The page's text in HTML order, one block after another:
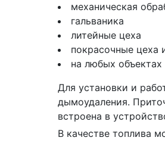
механическая
гальваника
литейные цеха
покрасочные цеха
на любых
Для установки и
дымоудаления.
встроена в
В качестве топлива